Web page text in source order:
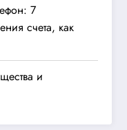
7
счета, как
и